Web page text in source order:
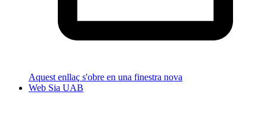
Aquest enllaç s'obre en una finestra nova
Web Sia UAB